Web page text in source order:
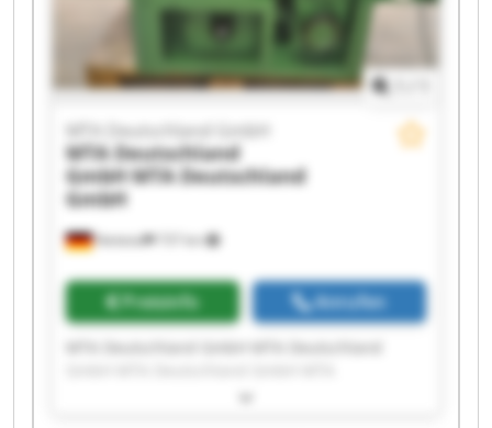
Nettetal 737 km
MTA Deutschland GmbH
MTA Deutschland
GmbHMTA Deutschland
GmbH
Preisinfo Anrufen
Deutschland GmbH MTA Deutschland GmbH